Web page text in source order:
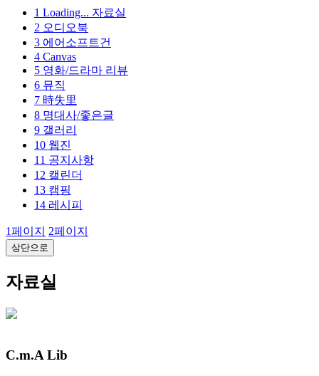
1 Loading... 자료실
2 오디오북
3 에어소프트건
4 Canvas
5 영화/드라마 리뷰
6 뮤직
7 時失里
8 명대사/좋은글
9 갤러리
10 웹진
11 공지사항
12 캘린더
13 캠핑
14 레시피
1페이지 2페이지
상단으로
자료실
C.m.A Lib